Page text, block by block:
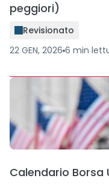
peggiori)
Revisionato
22 GEN, 2026 6 min
Calendario Borsa